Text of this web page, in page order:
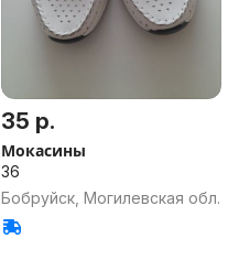
35 р.
Мокасины
36
Бобруйск, Могилевская обл.